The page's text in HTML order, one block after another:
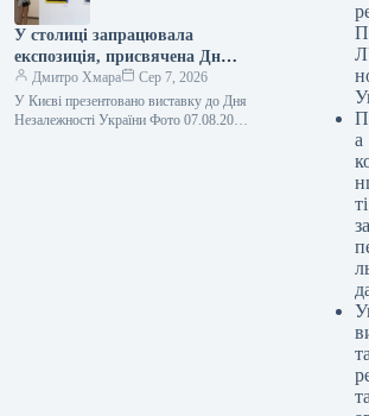
У столиці запрацювала
експозиція, присвячена Дню
Незалежності України.
Дмитро Хмара
Сер 7, 2026
У Києві презентовано виставку до Дня
Незалежності України Фото 07.08.2026
а